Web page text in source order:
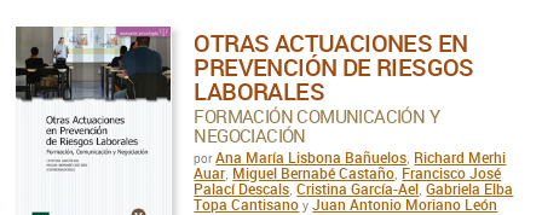
OTRAS ACTUACIONES EN
PREVENCIÓN DE RIESGOS
LABORALES
FORMACIÓN COMUNICACIÓN Y
NEGOCIACIÓN
porAna María Lisbona Bañuelos Richard Merhi
Auar Miguel Bernabé Castaño Francisco José
Palací Descals ,Cristina García-Ael ,Gabriela Elba
Topa Cantisano yJuan Antonio Moriano León